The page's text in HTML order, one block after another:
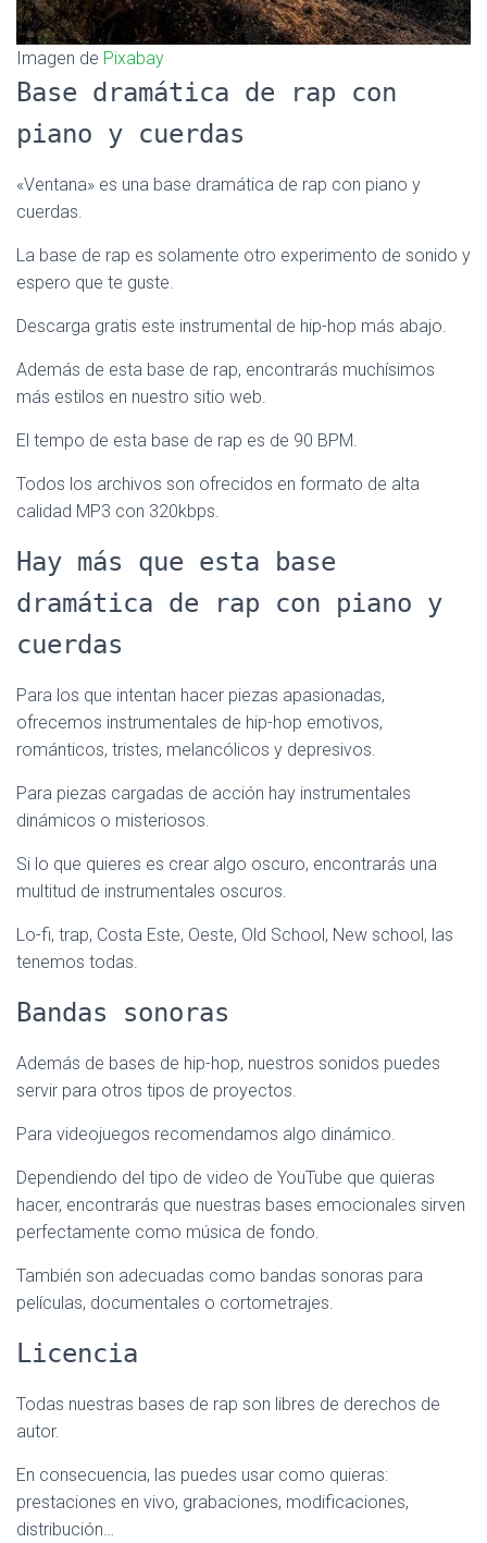
Imagen de Pixabay
Base dramática de rap con
piano y cuerdas
«Ventana» es una base dramática de rap con piano y
cuerdas.
La base de rap es solamente otro experimento de sonido y
espero que te guste.
Descarga gratis este instrumental de hip-hop más abajo.
Además de esta base de rap, encontrarás muchísimos
más estilos en nuestro sitio web.
El tempo de esta base de rap es de 90 BPM.
Todos los archivos son ofrecidos en formato de alta
calidad MP3 con 320kbps.
Hay más que esta base
dramática de rap con piano y
cuerdas
Para los que intentan hacer piezas apasionadas,
ofrecemos instrumentales de hip-hop emotivos,
románticos, tristes, melancólicos y depresivos.
Para piezas cargadas de acción hay instrumentales
dinámicos o misteriosos.
Si lo que quieres es crear algo oscuro, encontrarás una
multitud de instrumentales oscuros.
Lo-fi, trap, Costa Este, Oeste, Old School, New school, las
tenemos todas.
Bandas sonoras
Además de bases de hip-hop, nuestros sonidos puedes
servir para otros tipos de proyectos.
Para videojuegos recomendamos algo dinámico.
Dependiendo del tipo de video de YouTube que quieras
hacer, encontrarás que nuestras bases emocionales sirven
perfectamente como música de fondo.
También son adecuadas como bandas sonoras para
películas, documentales o cortometrajes.
Licencia
Todas nuestras bases de rap son libres de derechos de
autor.
En consecuencia, las puedes usar como quieras:
prestaciones en vivo, grabaciones, modificaciones,
distribución…